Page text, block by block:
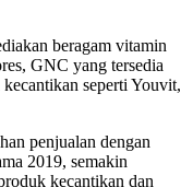
beragam vitamin
GNC yang tersedia
seperti Youvit,
penjualan dengan
2019, semakin
kecantikan dan